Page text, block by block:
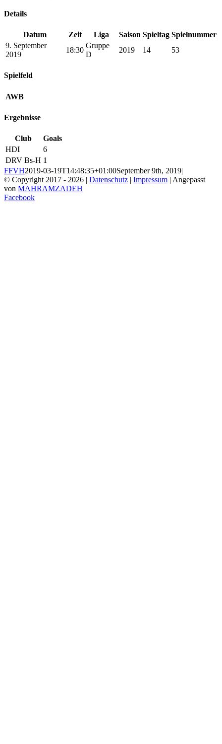
Details
Datum Zeit Liga Saison Spieltag Spielnummer
9. September
2019
18:30
Gruppe
D
2019 14 53
Spielfeld
AWB
Ergebnisse
Club
Goals
HDI
6
DRV Bs-H 1
FFVH2019-03-19T14:48:35+01:00September 9th, 2019|
© Copyright 2017 - 2026 | Datenschutz | Impressum | Angepasst
von MAHRAMZADEH
Facebook